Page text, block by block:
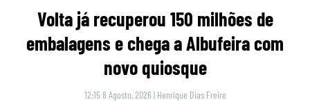
Volta já recuperou 150 milhões de
embalagens e chega a Albufeira com
novo quiosque
12:15 8 Agosto, 2026 | Henrique Dias Freire